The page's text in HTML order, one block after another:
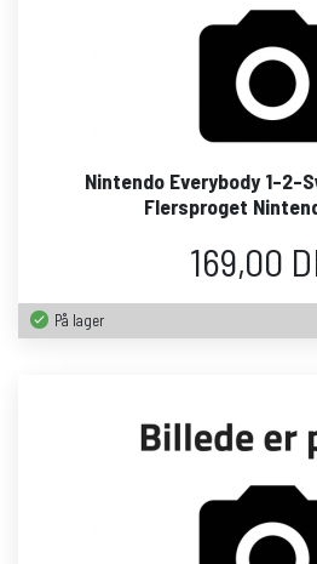
Nintendo Everybody 1-2-
Flersproget
169,00
På lager